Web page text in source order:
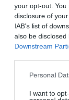
your opt-out.
disclosure of
IAB’s list of
also be
Downstream
Please note that
not limited to
Personal
I want to
Η πιο
βαλίτσα του
καλοκαιριού
υπογραφή της